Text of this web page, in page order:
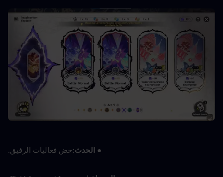
● الحدث:خض فعاليات الرفيق.